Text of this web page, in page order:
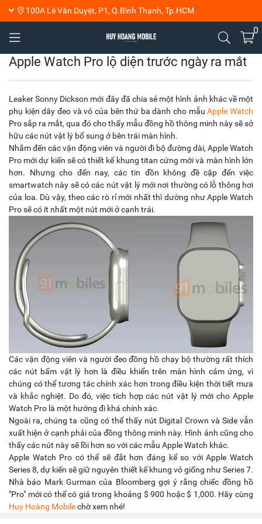
100A Lê Văn Duyệt, P1, Q.Bình Thạnh, Tp.HCM
0
Apple Watch Pro lộ diện trước ngày ra mắt
Leaker Sonny Dickson mới đây đã chia sẻ một hình ảnh khác về một
phụ kiện dây đeo và vỏ của bên thứ ba dành cho mẫuApple Watch
Pro sắp ra mắt, qua đó cho thấy mẫu đồng hồ thông minh này sẽ sở
hữu các nút vật lý bổ sung ở bên trái màn hình.
Nhắm đến các vận động viên và người đi bộ đường dài, Apple Watch
Pro mới dự kiến ​​sẽ có thiết kế khung titan cứng mới và màn hình lớn
hơn. Nhưng cho đến nay, các tin đồn không đề cập đến việc
smartwatch này sẽ có các nút vật lý mới nơi thường có lỗ thông hơi
của loa. Dù vậy, theo các rò rỉ mới nhất thì dường như Apple Watch
Pro sẽ có ít nhất một nút mới ở cạnh trái.
Các vận động viên và người đeo đồng hồ chạy bộ thường rất thích
các nút bấm vật lý hơn là điều khiển trên màn hình cảm ứng, vì
chúng có thể tương tác chính xác hơn trong điều kiện thời tiết mưa
và khắc nghiệt. Do đó, việc tích hợp các nút vật lý mới cho Apple
Watch Pro là một hướng đi khá chính xác.
Ngoài ra, chúng ta cũng có thể thấy nút Digital Crown và Side vẫn
xuất hiện ở cạnh phải của đồng thông minh này. Hình ảnh cũng cho
thấy các nút này sẽ lồi hơn so với các mẫu Apple Watch khác.
Apple Watch Pro có thể sẽ đắt hơn đáng kể so với Apple Watch
Series 8, dự kiến ​​sẽ giữ nguyên thiết kế khung vỏ giống như Series 7.
Nhà báo Mark Gurman của Bloomberg gợi ý rằng chiếc đồng hồ
"Pro" mới có thể có giá trong khoảng $ 900 hoặc $ 1,000. Hãy cùng
Huy Hoàng Mobilechờ xem nhé!